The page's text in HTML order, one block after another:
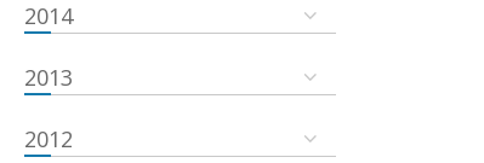
2014
2013
2012